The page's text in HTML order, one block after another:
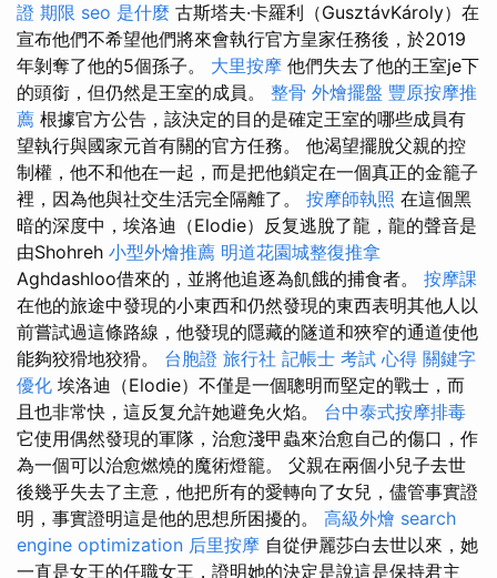
證 期限 seo 是什麼 古斯塔夫·卡羅利（GusztávKároly）在
宣布他們不希望他們將來會執行官方皇家任務後，於2019
年剝奪了他的5個孫子。 大里按摩 他們失去了他的王室je下
的頭銜，但仍然是王室的成員。 整骨 外燴擺盤 豐原按摩推
薦 根據官方公告，該決定的目的是確定王室的哪些成員有
望執行與國家元首有關的官方任務。 他渴望擺脫父親的控
制權，他不和他在一起，而是把他鎖定在一個真正的金籠子
裡，因為他與社交生活完全隔離了。 按摩師執照 在這個黑
暗的深度中，埃洛迪（Elodie）反复逃脫了龍，龍的聲音是
由Shohreh 小型外燴推薦 明道花園城整復推拿
Aghdashloo借來的，並將他追逐為飢餓的捕食者。 按摩課
在他的旅途中發現的小東西和仍然發現的東西表明其他人以
前嘗試過這條路線，他發現的隱藏的隧道和狹窄的通道使他
能夠狡猾地狡猾。 台胞證 旅行社 記帳士 考試 心得 關鍵字
優化 埃洛迪（Elodie）不僅是一個聰明而堅定的戰士，而
且也非常快，這反复允許她避免火焰。 台中泰式按摩排毒
它使用偶然發現的軍隊，治愈淺甲蟲來治愈自己的傷口，作
為一個可以治愈燃燒的魔術燈籠。 父親在兩個小兒子去世
後幾乎失去了主意，他把所有的愛轉向了女兒，儘管事實證
明，事實證明這是他的思想所困擾的。 高級外燴 search
engine optimization 后里按摩 自從伊麗莎白去世以來，她
一直是女王的任職女王，證明她的決定是說這是保持君主